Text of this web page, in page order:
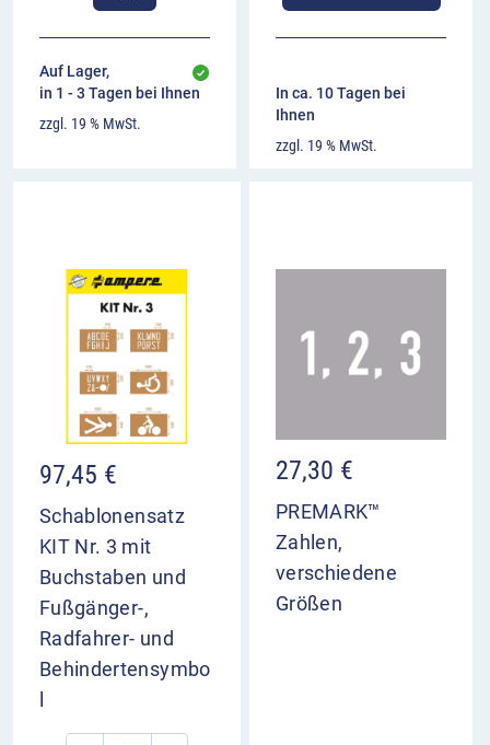
Auf Lager,
in 1 - 3 Tagen bei Ihnen
zzgl. 19 % MwSt.
In ca. 10 Tagen bei
Ihnen
zzgl. 19 % MwSt.
97,45 €
Schablonensatz
KIT Nr. 3 mit
Buchstaben und
Fußgänger-,
Radfahrer- und
Behindertensymbo
l
27,30 €
PREMARK™
Zahlen,
verschiedene
Größen